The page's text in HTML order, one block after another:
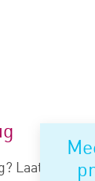
Laat je